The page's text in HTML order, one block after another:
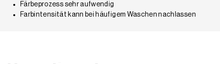
Färbeprozess sehr aufwendig
Farbintensität kann bei häufigem Waschen nachlassen